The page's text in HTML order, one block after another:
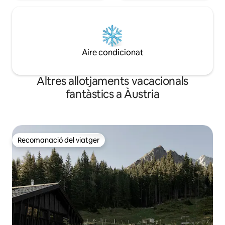
Aire condicionat
Altres allotjaments vacacionals
fantàstics a Àustria
Recomanació del viatger
Recomanació del viatger